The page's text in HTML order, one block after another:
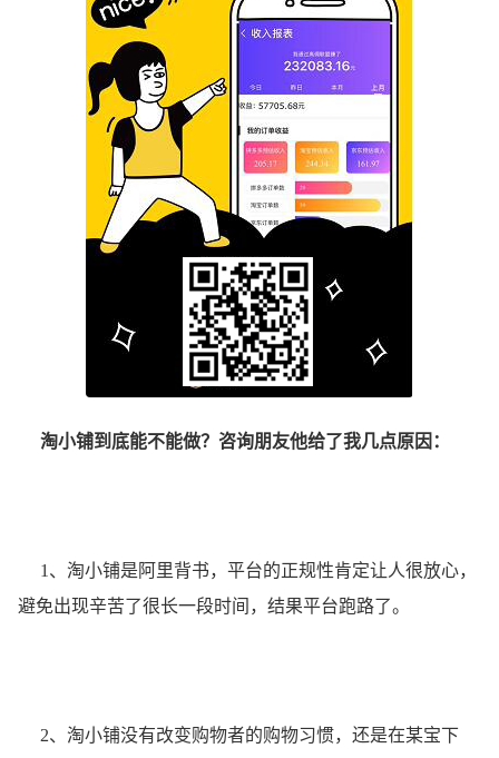
淘小铺到底能不能做？咨询朋友他给了我几点原因：
1、淘小铺是阿里背书，平台的正规性肯定让人很放心，
避免出现辛苦了很长一段时间，结果平台跑路了。
2、淘小铺没有改变购物者的购物习惯，还是在某宝下